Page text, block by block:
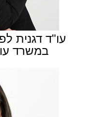
עו"ד דגנית
במשרד